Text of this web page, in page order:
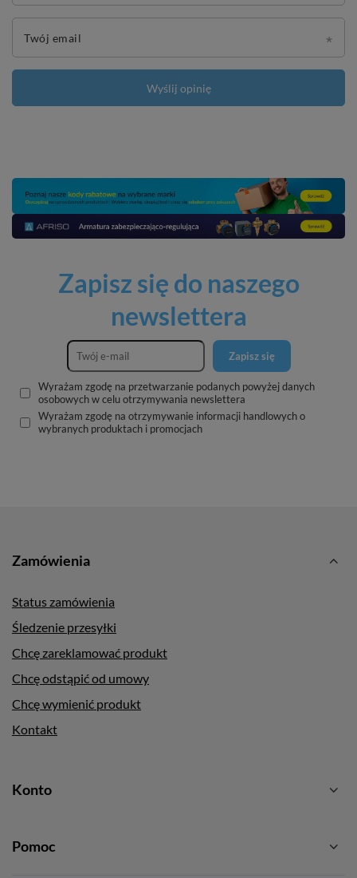
Twój email
Wyślij opinię
Zapisz się do naszego
newslettera
Zapisz się
Wyrażam zgodę na przetwarzanie podanych powyżej danych
osobowych w celu otrzymywania newslettera
Wyrażam zgodę na otrzymywanie informacji handlowych o
wybranych produktach i promocjach
Zamówienia
Status zamówienia
Śledzenie przesyłki
Chcę zareklamować produkt
Chcę odstąpić od umowy
Chcę wymienić produkt
Kontakt
Konto
Pomoc